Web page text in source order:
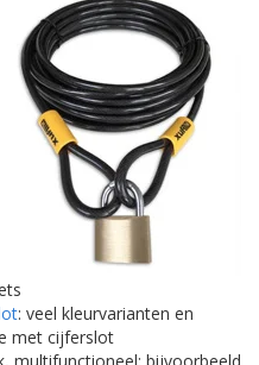
: veel kleurvarianten en
met cijferslot